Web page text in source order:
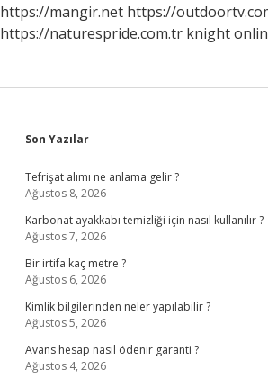
https://mangir.net https://
https://naturespride.com.tr knight
Sidebar
Son Yazılar
Tefrişat alımı ne anlama gelir ?
Ağustos 8, 2026
Karbonat ayakkabı temizliği için nasıl kullanılır ?
Ağustos 7, 2026
Bir irtifa kaç metre ?
Ağustos 6, 2026
Kimlik bilgilerinden neler yapılabilir ?
Ağustos 5, 2026
Avans hesap nasıl ödenir garanti ?
Ağustos 4, 2026